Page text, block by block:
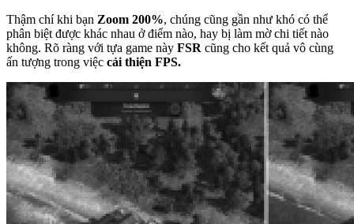
Thậm chí khi bạn Zoom 200%, chúng cũng gần như khó có thể
phân biệt được khác nhau ở điểm nào, hay bị làm mờ chi tiết nào
không. Rõ ràng với tựa game này FSR cũng cho kết quả vô cùng
ấn tượng trong việc cải thiện FPS.